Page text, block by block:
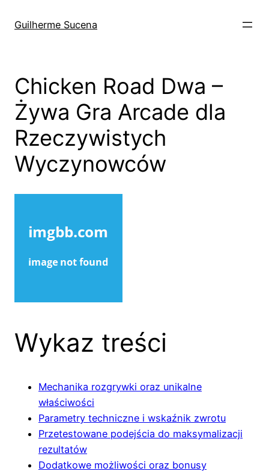
paraGuilherme Sucena
Chicken Road Dwa –
Żywa Gra Arcade dla
Rzeczywistych
Wyczynowców
Wykaz treści
Mechanika rozgrywki oraz unikalne
właściwości
Parametry techniczne i wskaźnik zwrotu
Przetestowane podejścia do maksymalizacji
rezultatów
Dodatkowe możliwości oraz bonusy